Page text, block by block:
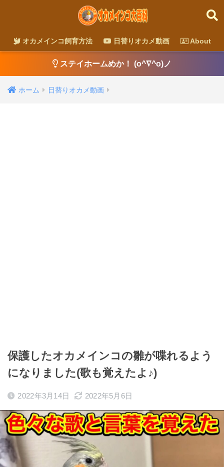
オカメインコ飼育方法 日替りオカメ動画 About
ステイホームめか！ (o^∇^o)ノ
ホーム 日替りオカメ動画
保護したオカメインコの雛が喋れるよう
になりました(歌も覚えたよ♪)
2022年3月14日 2022年5月6日